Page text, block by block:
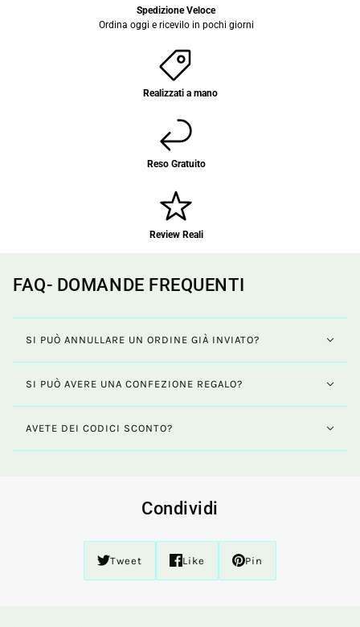
Spedizione Veloce
Ordina oggi e ricevilo in pochi giorni
Realizzati a mano
Reso Gratuito
Review Reali
FAQ- DOMANDE FREQUENTI
SI PUÒ ANNULLARE UN ORDINE GIÀ INVIATO?
SI PUÒ AVERE UNA CONFEZIONE REGALO?
AVETE DEI CODICI SCONTO?
Condividi
Tweet Like Pin